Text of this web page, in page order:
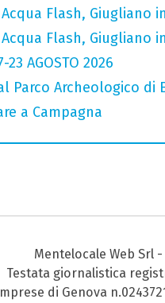
Flash, Giugliano
Flash, Giugliano
23 AGOSTO 2026
Parco Archeologico di
a Campagna
Mentelocale Web Srl
Testata giornalistica
di Genova